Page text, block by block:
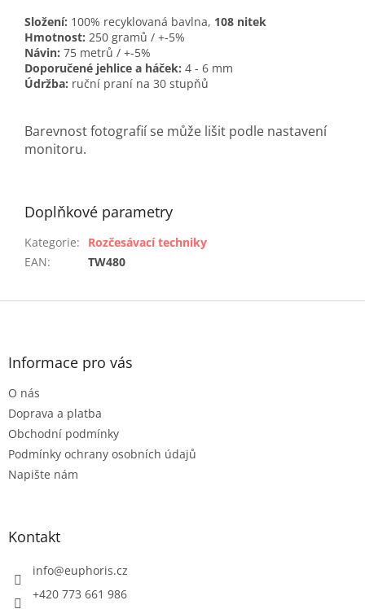
Složení: 100% recyklovaná bavlna, 108 nitek
Hmotnost: 250 gramů / +-5%
Návin: 75 metrů / +-5%
Doporučené jehlice a háček: 4 - 6 mm
Údržba: ruční praní na 30 stupňů
Barevnost fotografií se může lišit podle nastavení
monitoru.
Doplňkové parametry
Kategorie:
Rozčesávací techniky
EAN: TW480
Z
Informace pro vás
O nás
Doprava a platba
Obchodní podmínky
Podmínky ochrany osobních údajů
Napište nám
Kontakt
info@euphoris.cz
+420 773 661 986